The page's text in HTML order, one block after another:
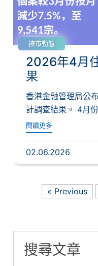
按市動態
2026年4月
果
香港金融管理局公
計調查
閱讀更多
02.06.2026
« Previous
搜尋文章